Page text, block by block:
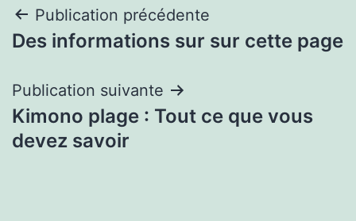
Navigation
de
l’article
Publication précédente
Des informations sur sur cette page
Publication suivante
Kimono plage : Tout ce que vous
devez savoir